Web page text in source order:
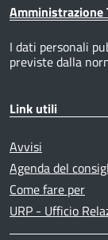
Amministrazione
I dati personali
previste dalla
Link utili
Avvisi
Agenda del
Come fare per
URP - Ufficio